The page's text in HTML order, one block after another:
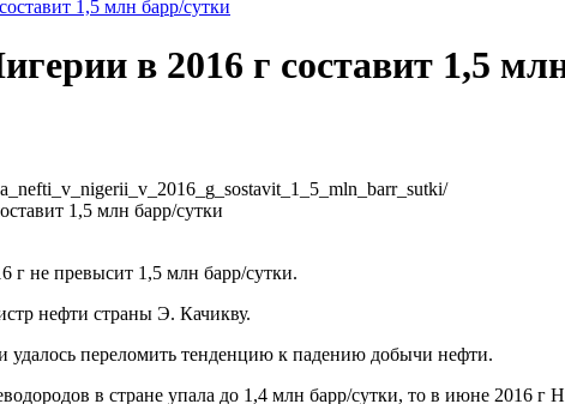
1,5 млн барр/сутки
в 2016 г составит 1,5
не превысит 1,5 млн барр/сутки.
нефти страны Э. Качикву.
удалось переломить тенденцию к падению добычи нефти.
в стране упала до 1,4 млн барр/сутки, то в июне 2016